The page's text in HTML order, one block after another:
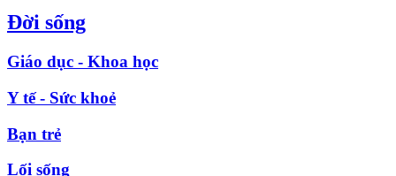
Đời sống
Giáo dục - Khoa học
Y tế - Sức khoẻ
Bạn trẻ
Lối sống